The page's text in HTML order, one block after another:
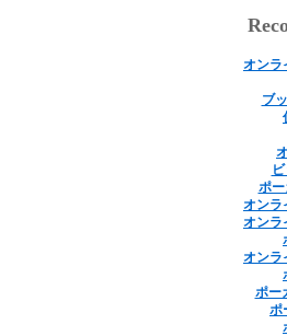
オンラ
ブ
ポ
オンラ
オンラ
オンラ
ポー
ポ